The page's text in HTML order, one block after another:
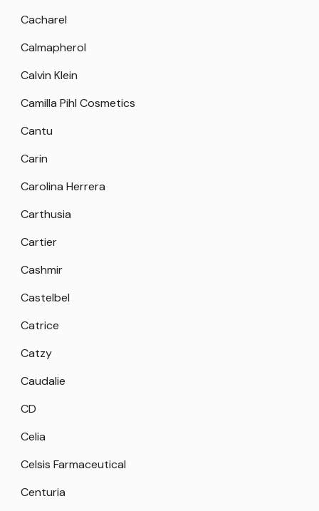
Cacharel
Calmapherol
Calvin Klein
Camilla Pihl Cosmetics
Cantu
Carin
Carolina Herrera
Carthusia
Cartier
Cashmir
Castelbel
Catrice
Catzy
Caudalie
CD
Celia
Celsis Farmaceutical
Centuria